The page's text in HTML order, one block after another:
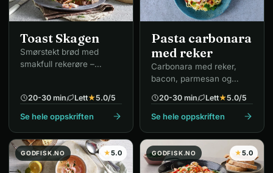
Toast Skagen
Smørstekt brød med
smakfull rekerøre –
20-30 min Lett★5.0/5
Se hele oppskriften
Pasta carbonara
med reker
Carbonara med reker,
bacon, parmesan og
20-30 min Lett★5.0/5
Se hele oppskriften
GODFISK.NO ★5.0 GODFISK.NO ★5.0